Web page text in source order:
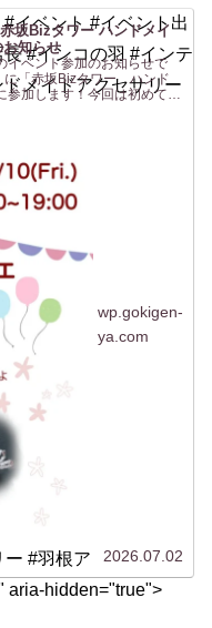
坂Bizタワー ハンドメイ
知らせ
イベント参加のお知らせで
に「赤坂Bizタワー ハンド
参加します！今回は初めての
wp.gokigen-
ya.com
2026.07.02
イベント #イベント出
#インコの羽 #インテ
ドメイドアクセサリー
#羽根ア
aria-hidden="true">